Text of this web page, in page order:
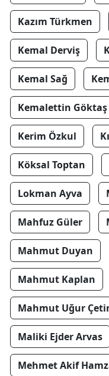
Kazım Türkmen
Kemal Derviş
Kemal Sağ
Kemalettin Göktaş
Kerim Özkul
Köksal Toptan
Lokman Ayva
Mahfuz Güler
Mahmut Duyan
Mahmut Kaplan
Mahmut Uğur
Maliki Ejder Arvas
Mehmet Akif